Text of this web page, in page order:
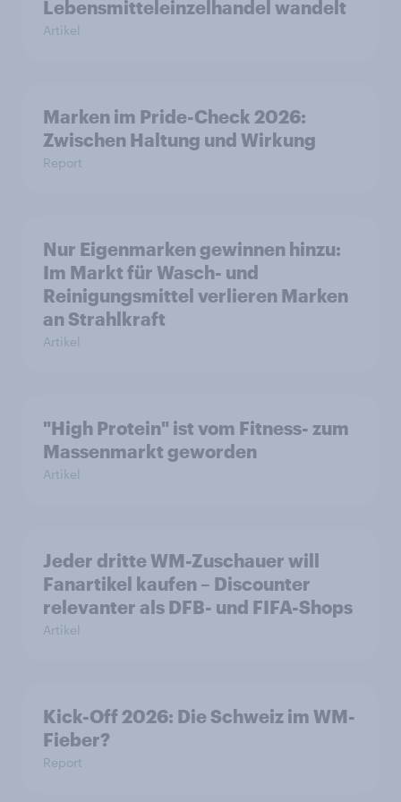
Lebensmitteleinzelhandel wandelt
Artikel
Marken im Pride-Check 2026:
Zwischen Haltung und Wirkung
Report
Nur Eigenmarken gewinnen hinzu:
Im Markt für Wasch- und
Reinigungsmittel verlieren Marken
an Strahlkraft
Artikel
"High Protein" ist vom Fitness- zum
Massenmarkt geworden
Artikel
Jeder dritte WM-Zuschauer will
Fanartikel kaufen – Discounter
relevanter als DFB- und FIFA-Shops
Artikel
Kick-Off 2026: Die Schweiz im WM-
Fieber?​
Report